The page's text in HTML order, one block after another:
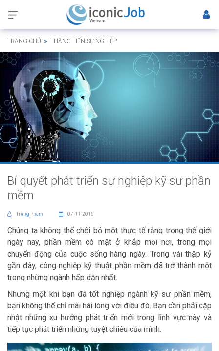
TRANG CHỦ THĂNG TIẾN SỰ NGHIỆP
Bí quyết phát triển sự nghiệp kỹ sư phần
mềm
Trung Pham 07-11-2016
Chúng ta không thể chối bỏ một thực tế rằng trong thế giới
ngày nay, phần mềm có mặt ở khắp mọi nơi, trong mọi
chuyển động của cuộc sống hàng ngày. Trong vài thập kỷ
gần đây, công nghiệp kỹ thuật phần mềm đã trở thành một
trong những ngành hấp dẫn nhất.
Nhưng một khi bạn đã tốt nghiệp ngành kỹ sư phần mềm,
bạn không thể chỉ mãi hài lòng với điều đó. Bạn cần phải cập
nhật những xu hướng phát triển mới trong lĩnh vực này và
tiếp tục phát triển những tuyệt chiêu của mình.